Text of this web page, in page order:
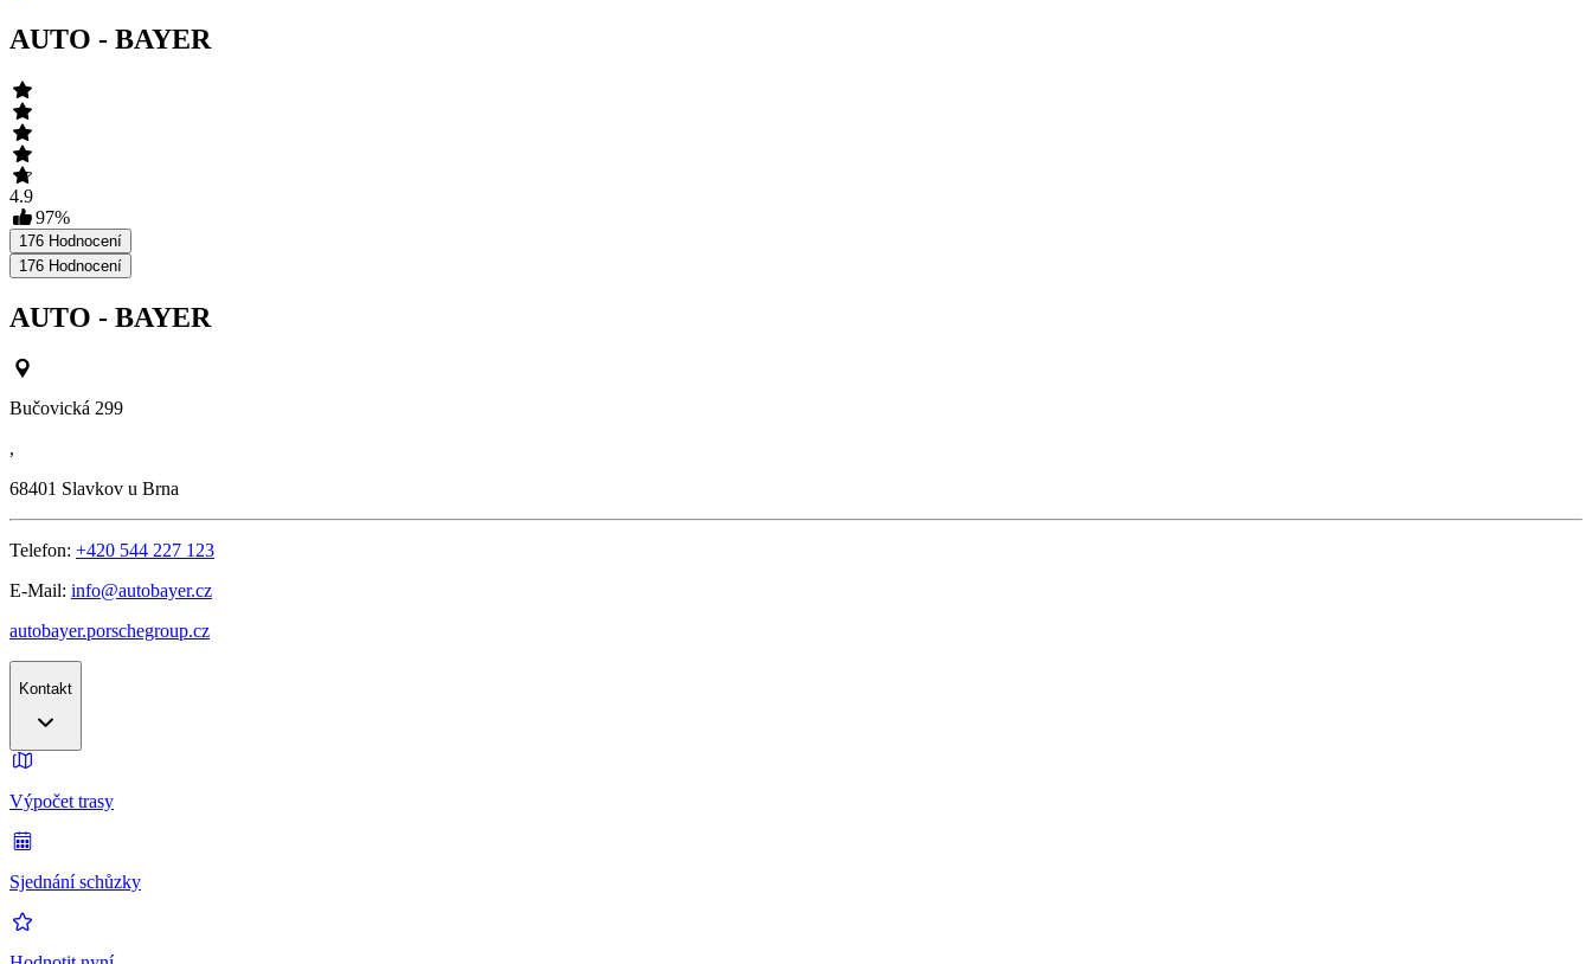
AUTO - BAYER
4.9
97%
176 Hodnocení
176 Hodnocení
AUTO - BAYER
Bučovická 299
,
68401 Slavkov u Brna
Telefon: +420 544 227 123
E-Mail: info@autobayer.cz
autobayer.porschegroup.cz
Kontakt
Výpočet trasy
Sjednání schůzky